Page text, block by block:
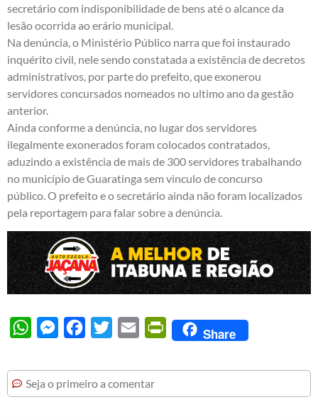
secretário com indisponibilidade de bens até o alcance da
lesão ocorrida ao erário municipal.
Na denúncia, o Ministério Público narra que foi instaurado
inquérito civil, nele sendo constatada a existência de decretos
administrativos, por parte do prefeito, que exonerou
servidores concursados nomeados no ultimo ano da gestão
anterior.
Ainda conforme a denúncia, no lugar dos servidores
ilegalmente exonerados foram colocados contratados,
aduzindo a existência de mais de 300 servidores trabalhando
no município de Guaratinga sem vinculo de concurso
público. O prefeito e o secretário ainda não foram localizados
pela reportagem para falar sobre a denúncia.
WhatsAppMessengerFacebook
Twitter Email PrintFriendly
Share
Seja o primeiro a comentar